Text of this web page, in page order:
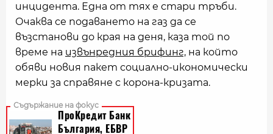
инцидента. Една от тях е стари тръби.
Очаква се подаването на газ да се
възстанови до края на деня, каза той по
време на извънредния брифинг, на който
обяви новия пакет социално-икономически
мерки за справяне с корона-кризата.